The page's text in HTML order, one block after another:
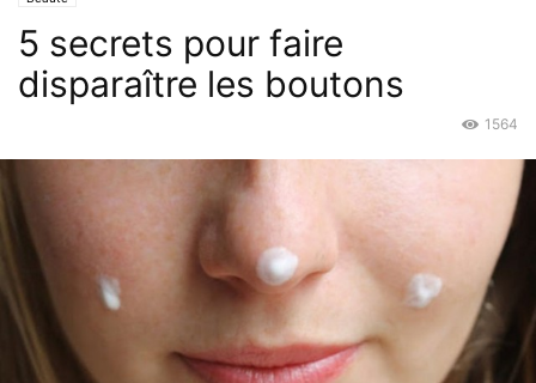
5 secrets pour faire
disparaître les boutons
1564